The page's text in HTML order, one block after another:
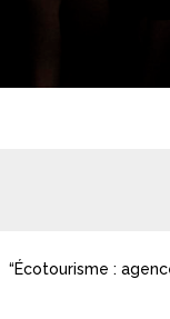
“Écotourisme :